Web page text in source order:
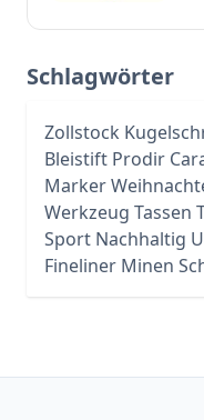
Schlagwörter
Zollstock
Bleistift Prodir
Marker
Werkzeug Tassen
Sport Nachhaltig
Fineliner Minen